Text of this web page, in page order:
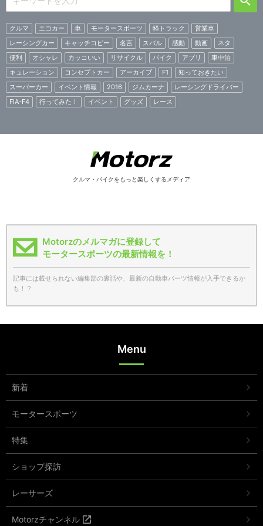
クルマ エコカー 車 モータースポーツ 軽トラック
営業車
レーシングカー
キャッチコピー 名言 スバル 感動 動画
ネタ
便利
オシャレ カッコいい リサイクル バイク アプリ
車中泊
キュレーション
コンセプトカー アーカイブ F1
知っておきたい
スーパーカー
イベント情報 2016 ジムカーナ
レーシングドライバー
FIA-F4
行ってみた！ イベント グッズ レース
クルマ・バイクをもっと楽しくするメディア
Motorzのメルマガに登録して
モータースポーツの最新情報を！
記事には載せられない編集部の裏話や、最新の自動車パーツ情報が入手できるか
も！？
Menu
新着
モータースポーツ
特集
ショップ探訪
レーサーズ
Motorzチャンネル